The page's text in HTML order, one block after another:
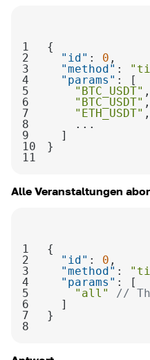
1
2
"id" : 0
3
"method" :
4
"params"
5
"BTC_USDT"
6
"BTC_USDT"
7
"ETH_USDT"
8
9
10
11
Alle Veranstaltungen
1
2
"id" : 0
3
"method" :
4
"params"
5
"all"
//
6
7
8